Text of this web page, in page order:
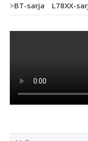
>BT-sarja L78XX-